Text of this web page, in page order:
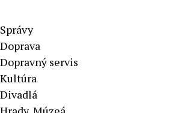
Aktuálne správy – severné Slovensko
Správy
Doprava
Dopravný servis
Kultúra
Divadlá